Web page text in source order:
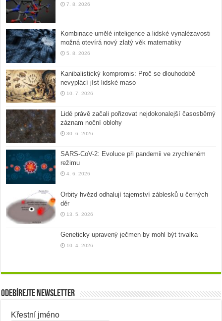
7. 8. 2026
Kombinace umělé inteligence a lidské vynalézavosti
možná otevírá nový zlatý věk matematiky
5. 8. 2026
Kanibalistický kompromis: Proč se dlouhodobě
nevyplácí jíst lidské maso
10. 7. 2026
Lidé právě začali pořizovat nejdokonalejší časosběrný
záznam noční oblohy
30. 6. 2026
SARS-CoV-2: Evoluce při pandemii ve zrychleném
režimu
4. 6. 2026
Orbity hvězd odhalují tajemství záblesků u černých
děr
13. 5. 2026
Geneticky upravený ječmen by mohl být trvalka
10. 4. 2026
Odebírejte newsletter
Křestní jméno